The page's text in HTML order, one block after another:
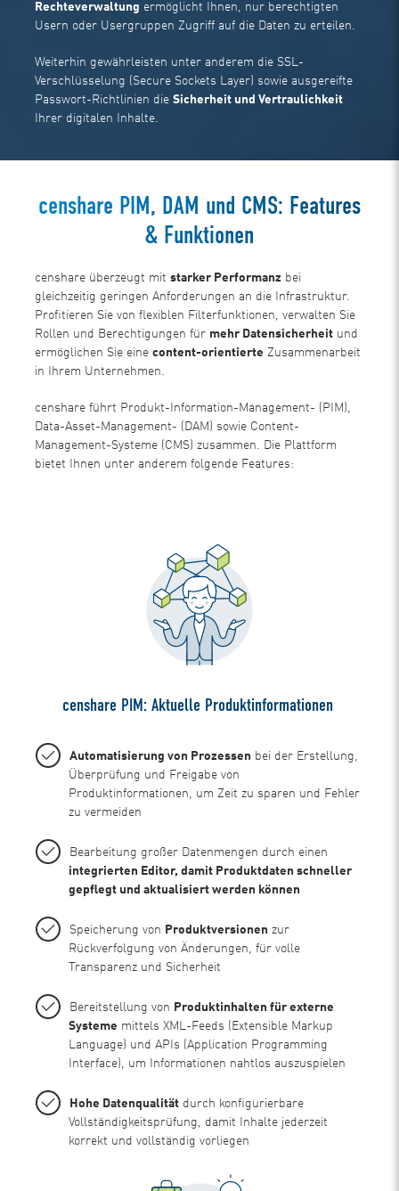
Rechteverwaltung ermöglicht Ihnen, nur berechtigten
Usern oder Usergruppen Zugriff auf die Daten zu erteilen.
Weiterhin gewährleisten unter anderem die SSL-
Verschlüsselung (Secure Sockets Layer) sowie ausgereifte
Passwort-Richtlinien dieSicherheit und Vertraulichkeit
Ihrer digitalen Inhalte.
censhare PIM, DAM und CMS: Features
& Funktionen
censhare überzeugt mitstarker Performanz bei
gleichzeitig geringen Anforderungen an die Infrastruktur.
Profitieren Sie von flexiblen Filterfunktionen, verwalten Sie
Rollen und Berechtigungen für mehr Datensicherheit und
ermöglichen Sie einecontent-orientierte Zusammenarbeit
in Ihrem Unternehmen.
censhare führt Produkt-Information-Management- (PIM),
Data-Asset-Management- (DAM) sowie Content-
Management-Systeme (CMS) zusammen. Die Plattform
bietet Ihnen unter anderem folgende Features:
censhare PIM: Aktuelle Produktinformationen
Automatisierung von Prozessen bei der Erstellung,
Überprüfung und Freigabe von
Produktinformationen, um Zeit zu sparen und Fehler
zu vermeiden
Bearbeitung großer Datenmengen durch einen
integrierten Editor, damit Produktdaten schneller
gepflegt und aktualisiert werden können
Speicherung von Produktversionen zur
Rückverfolgung von Änderungen, für volle
Transparenz und Sicherheit
Bereitstellung von Produktinhalten für externe
Systeme mittels XML-Feeds (Extensible Markup
Language) und APIs (Application Programming
Interface), um Informationen nahtlos auszuspielen
Hohe Datenqualität durch konfigurierbare
Vollständigkeitsprüfung, damit Inhalte jederzeit
korrekt und vollständig vorliegen